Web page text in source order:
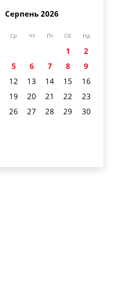
Серпень 2026
Ср Чт Пт Сб Нд
1
2
5 6 7 8
9
12 13 14 15
16
19 20 21 22
23
26 27 28 29
30